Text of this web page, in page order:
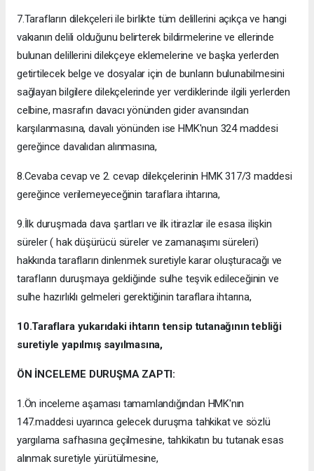
7.Tarafların dilekçeleri ile birlikte tüm delillerini açıkça ve hangi
vakıanın delili olduğunu belirterek bildirmelerine ve ellerinde
bulunan delillerini dilekçeye eklemelerine ve başka yerlerden
getirtilecek belge ve dosyalar için de bunların bulunabilmesini
sağlayan bilgilere dilekçelerinde yer verdiklerinde ilgili yerlerden
celbine, masrafın davacı yönünden gider avansından
karşılanmasına, davalı yönünden ise HMK'nun 324 maddesi
gereğince davalıdan alınmasına,
8.Cevaba cevap ve 2. cevap dilekçelerinin HMK 317/3 maddesi
gereğince verilemeyeceğinin taraflara ihtarına,
9.İlk duruşmada dava şartları ve ilk itirazlar ile esasa ilişkin
süreler ( hak düşürücü süreler ve zamanaşımı süreleri)
hakkında tarafların dinlenmek suretiyle karar oluşturacağı ve
tarafların duruşmaya geldiğinde sulhe teşvik edileceğinin ve
sulhe hazırlıklı gelmeleri gerektiğinin taraflara ihtarına,
10.Taraflara yukarıdaki ihtarın tensip tutanağının tebliği
suretiyle yapılmış sayılmasına,
ÖN İNCELEME DURUŞMA ZAPTI:
1.Ön inceleme aşaması tamamlandığından HMK'nın
147.maddesi uyarınca gelecek duruşma tahkikat ve sözlü
yargılama safhasına geçilmesine, tahkikatın bu tutanak esas
alınmak suretiyle yürütülmesine,